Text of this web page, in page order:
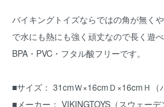
バイキングトイズならではの角が無く
で水にも熱にも強く頑丈なので長く遊べ
BPA・PVC・フタル酸フリーです。
■サイズ： 31cmＷ×16cmＤ×16cmＨ（
■メーカー： VIKINGTOYS（スウェーデ